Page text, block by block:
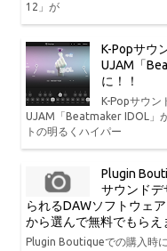
12」が
K-Popサウ
UJAM「
に！！
K-Popサウン
UJAM「Beatmaker IDOL」
トの明るくハイパー
Plugin
サウンドデ
られるDAWソフトウェ
から選んで無料でもらえ
Plugin Boutiqueでの購入時